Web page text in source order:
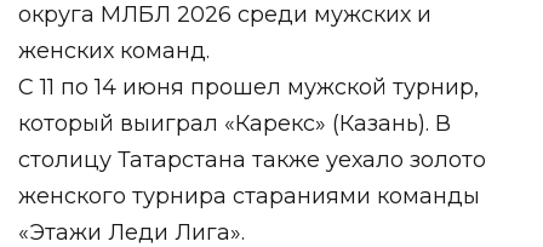
округа МЛБЛ 2026 среди мужских и
женских команд.
С 11 по 14 июня прошел мужской турнир,
который выиграл «Карекс» (Казань). В
столицу Татарстана также уехало золото
женского турнира стараниями команды
«Этажи Леди Лига».